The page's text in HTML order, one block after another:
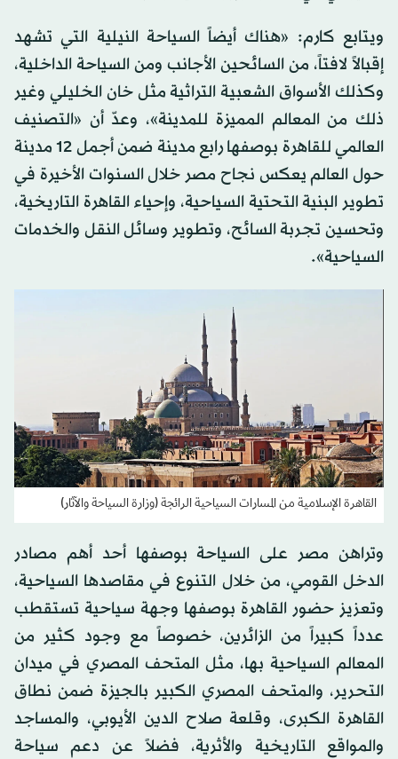
ويتابع كارم: «هناك أيضاً السياحة النيلية التي تشهد
إقبالاً لافتاً، من السائحين الأجانب ومن السياحة الداخلية،
وكذلك الأسواق الشعبية التراثية مثل خان الخليلي وغير
ذلك من المعالم المميزة للمدينة»، وعدّ أن «التصنيف
العالمي للقاهرة بوصفها رابع مدينة ضمن أجمل 12 مدينة
حول العالم يعكس نجاح مصر خلال السنوات الأخيرة في
تطوير البنية التحتية السياحية، وإحياء القاهرة التاريخية،
وتحسين تجربة السائح، وتطوير وسائل النقل والخدمات
السياحية».
القاهرة الإسلامية من المسارات السياحية الرائجة (وزارة السياحة والآثار)
وتراهن مصر على السياحة بوصفها أحد أهم مصادر
الدخل القومي، من خلال التنوع في مقاصدها السياحية،
وتعزيز حضور القاهرة بوصفها وجهة سياحية تستقطب
عدداً كبيراً من الزائرين، خصوصاً مع وجود كثير من
المعالم السياحية بها، مثل المتحف المصري في ميدان
التحرير، والمتحف المصري الكبير بالجيزة ضمن نطاق
القاهرة الكبرى، وقلعة صلاح الدين الأيوبي، والمساجد
والمواقع التاريخية والأثرية، فضلاً عن دعم سياحة